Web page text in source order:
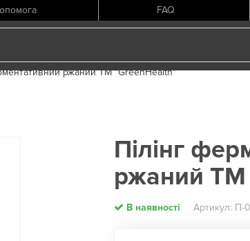
FAQ
ржаний ТМ "GreenHealth"
Пілінг
ржаний ТМ
В наявності Артикул: П-